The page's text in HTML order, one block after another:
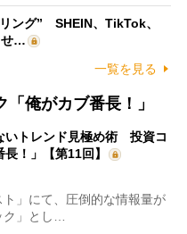
ング” SHEIN、TikTok、
せ…
一覧を見る
俺がカブ番長！」
いトレンド見極め術 投資コ
！」【第11回】
」にて、圧倒的な情報量が
」とし…